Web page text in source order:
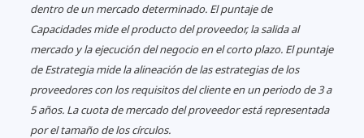
dentro de un mercado determinado. El puntaje de
Capacidades mide el producto del proveedor, la salida al
mercado y la ejecución del negocio en el corto plazo. El puntaje
de Estrategia mide la alineación de las estrategias de los
proveedores con los requisitos del cliente en un periodo de 3 a
5 años. La cuota de mercado del proveedor está representada
por el tamaño de los círculos.